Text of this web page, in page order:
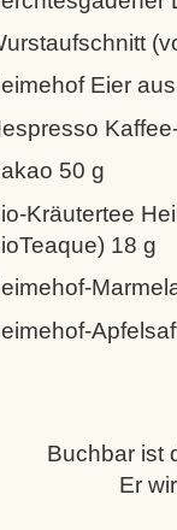
Eier
50 g
Kräutertee
18 g
Buchbar ist
Er